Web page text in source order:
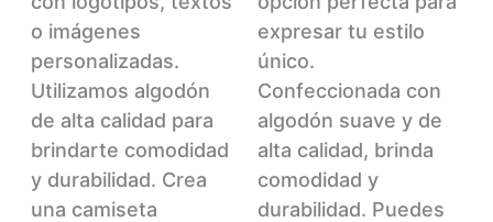
página
producto
o imágenes
personalizadas.
Utilizamos algodón
de alta calidad para
brindarte comodidad
y durabilidad. Crea
una camiseta
expresar tu estilo
único.
Confeccionada con
algodón suave y de
alta calidad, brinda
comodidad y
durabilidad. Puedes